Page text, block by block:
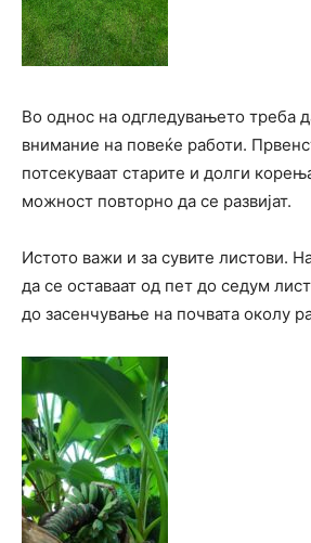
Во однос на одгледувањето треба
внимание на повеќе работи.
потсекуваат старите и долги
можност повторно да се развијат.
Истото важи и за сувите листови.
да се оставаат од пет до седум
до засенчување на почвата околу